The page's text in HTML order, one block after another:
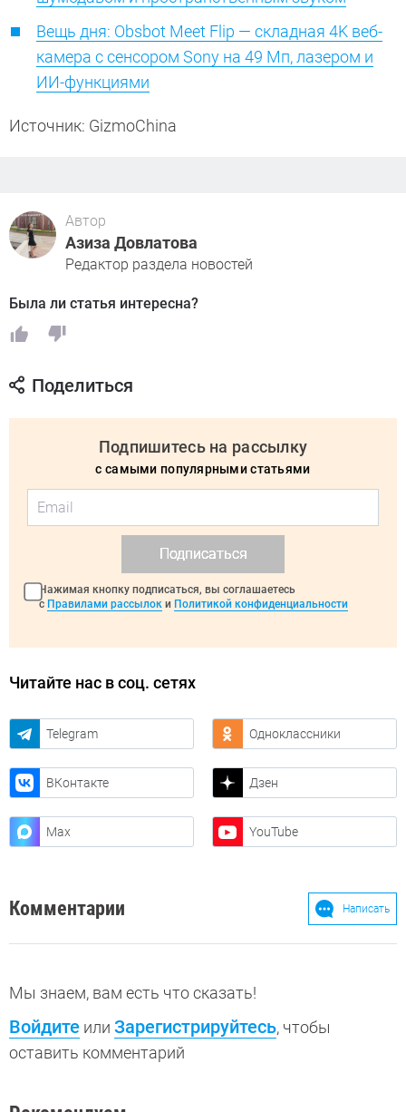
Вещь дня: Obsbot Meet Flip — складная 4K веб-
камера с сенсором Sony на 49 Мп, лазером и
ИИ-функциями
Источник: GizmoChina
Автор
Азиза Довлатова
Редактор раздела новостей
Была ли статья интересна?
Поделиться
Подпишитесь на рассылку
с самыми популярными статьями
Подписаться
Нажимая кнопку подписаться, вы соглашаетесь
с Правилами рассылок и Политикой конфиденциальности
Читайте нас в соц. сетях
Telegram Одноклассники
ВКонтакте Дзен
Max YouTube
Комментарии Написать
Мы знаем, вам есть что сказать!
Войдите или Зарегистрируйтесь, чтобы
оставить комментарий